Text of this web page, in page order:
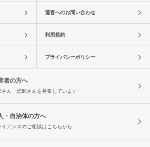
運営へのお問い合わせ
利用規約
プライバシーポリシー
者の方へ
さん・漁師さんを募集しています!
・自治体の方へ
イアンスのご相談はこちらから